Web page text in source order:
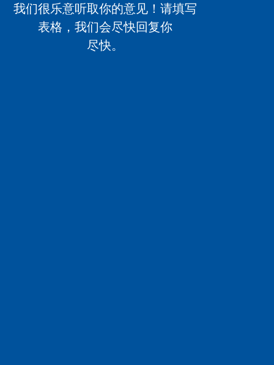
我们很乐意听取你的意见！请填写
表格，我们会尽快回复你
尽快。